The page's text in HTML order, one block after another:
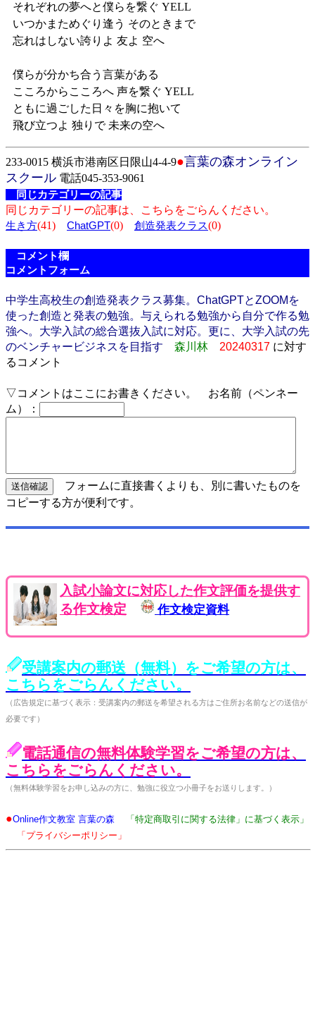
それぞれの夢へと僕らを繋ぐ YELL
いつかまためぐり逢う そのときまで
忘れはしない誇りよ 友よ 空へ
僕らが分かち合う言葉がある
こころからこころへ 声を繋ぐ YELL
ともに過ごした日々を胸に抱いて
飛び立つよ 独りで 未来の空へ
233-0015 横浜市港南区日限山4-4-9●言葉の森オンライン
スクール 電話045-353-9061
同じカテゴリーの記事
同じカテゴリーの記事は、こちらをごらんください。
生き方(41) ChatGPT(0) 創造発表クラス(0)
コメント欄
コメントフォーム
中学生高校生の創造発表クラス募集。ChatGPTとZOOMを
使った創造と発表の勉強。与えられる勉強から自分で作る勉
強へ。大学入試の総合選抜入試に対応。更に、大学入試の先
のベンチャービジネスを目指す
森川林 20240317 に対す
るコメント
▽コメントはここにお書きください。 お名前（ペンネー
ム）：
フォームに直接書くよりも、別に書いたものを
コピーする方が便利です。
入試小論文に対応した作文評価を提供す
る作文検定
作文検定資料
受講案内の郵送（無料）をご希望の方は、
こちらをごらんください。
（広告規定に基づく表示：受講案内の郵送を希望される方はご住所お名前などの送信が
必要です）
電話通信の無料体験学習をご希望の方は、
こちらをごらんください。
（無料体験学習をお申し込みの方に、勉強に役立つ小冊子をお送りします。）
●Online作文教室 言葉の森
「特定商取引に関する法律」に基づく表示」
「プライバシーポリシー」